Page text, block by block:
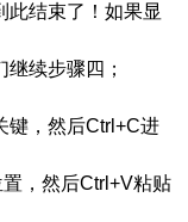
此结束了！如果显
续步骤四；
键，然后Ctrl+C进
，然后Ctrl+V粘贴